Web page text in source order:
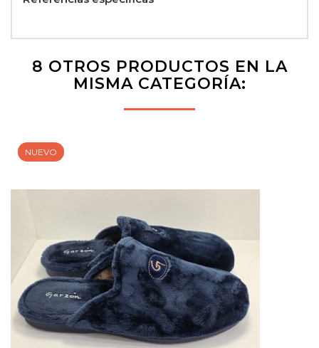
8 OTROS PRODUCTOS EN LA
MISMA CATEGORÍA:
NUEVO